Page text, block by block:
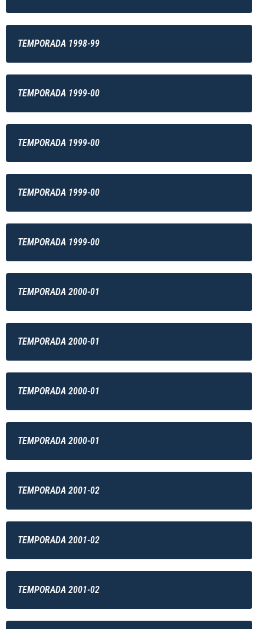
TEMPORADA 1998-99
TEMPORADA 1999-00
TEMPORADA 1999-00
TEMPORADA 1999-00
TEMPORADA 1999-00
TEMPORADA 2000-01
TEMPORADA 2000-01
TEMPORADA 2000-01
TEMPORADA 2000-01
TEMPORADA 2001-02
TEMPORADA 2001-02
TEMPORADA 2001-02